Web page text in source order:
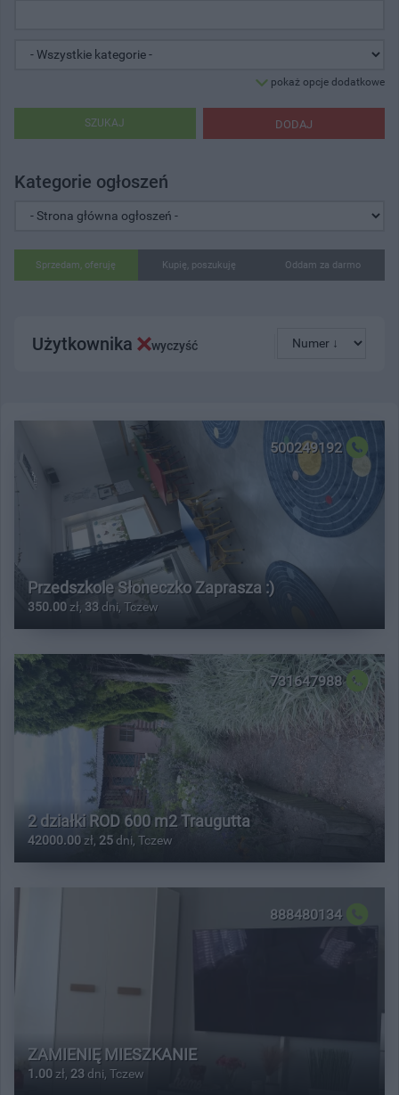
pokaż opcje dodatkowe
DODAJ
SZUKAJ
Kategorie ogłoszeń
Sprzedam, oferuję Kupię, poszukuję Oddam za darmo
Użytkownika wyczyść
500249192
Przedszkole Słoneczko Zaprasza :)
350.00 zł, 33 dni, Tczew
731647988
2 działki ROD 600 m2 Traugutta
42000.00 zł, 25 dni, Tczew
888480134
ZAMIENIĘ MIESZKANIE
1.00 zł, 23 dni, Tczew